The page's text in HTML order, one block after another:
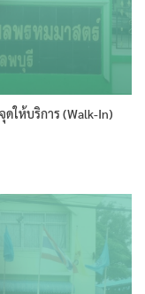
ดให้บริการ (walk-In)